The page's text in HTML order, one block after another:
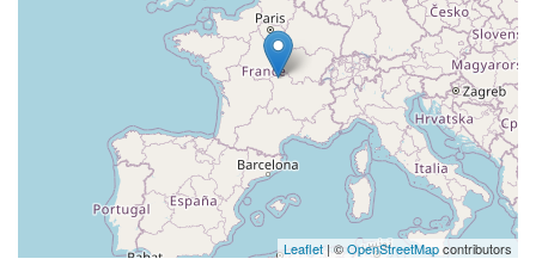
Leaflet | ©OpenStreetMapcontributors